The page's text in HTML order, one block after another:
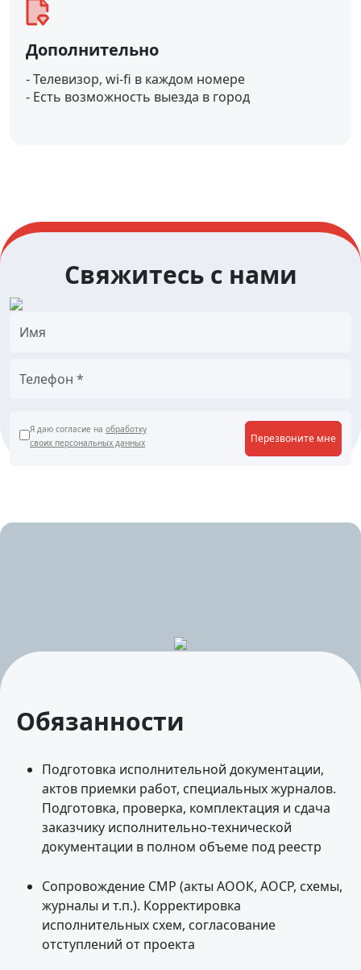
Дополнительно
- Телевизор, wi-fi в каждом номере
- Есть возможность выезда в город
Свяжитесь с нами
Я даю согласие на обработку
своих персональных данных
Перезвоните мне
Обязанности
Подготовка исполнительной документации,
актов приемки работ, специальных журналов.
Подготовка, проверка, комплектация и сдача
заказчику исполнительно-технической
документации в полном объеме под реестр
Сопровождение СМР (акты АООК, АОСР, схемы,
журналы и т.п.). Корректировка
исполнительных схем, согласование
отступлений от проекта